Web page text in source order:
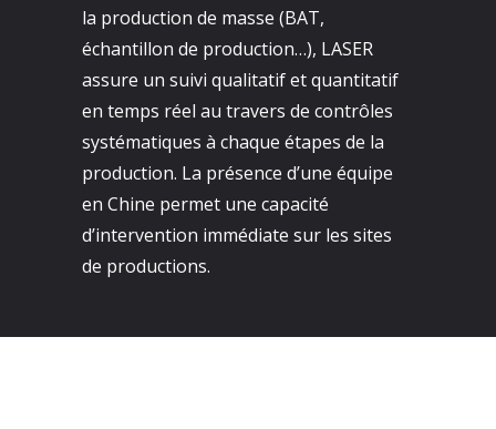
la production de masse (BAT,
échantillon de production…), LASER
assure un suivi qualitatif et quantitatif
en temps réel au travers de contrôles
systématiques à chaque étapes de la
production. La présence d’une équipe
en Chine permet une capacité
d’intervention immédiate sur les sites
de productions.